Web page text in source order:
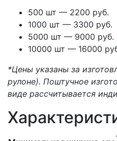
500 шт — 2200 руб.
1000 шт — 3300 руб.
5000 шт — 9000 руб.
10000 шт — 16000
*Цены указаны за
рулоне). Поштучное
виде рассчитывается